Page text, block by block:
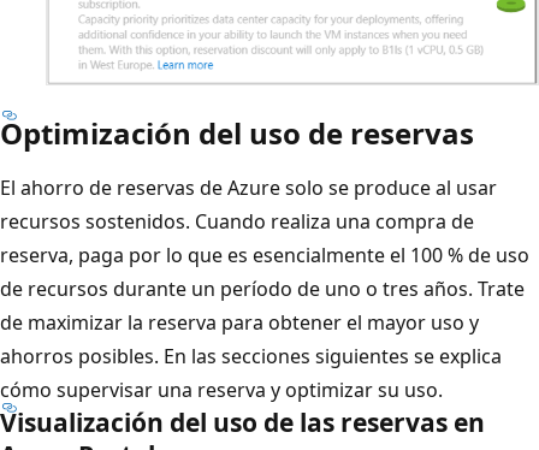
Optimización del uso de reservas
El ahorro de reservas de Azure solo se produce al usar
recursos sostenidos. Cuando realiza una compra de
reserva, paga por lo que es esencialmente el 100 % de uso
de recursos durante un período de uno o tres años. Trate
de maximizar la reserva para obtener el mayor uso y
ahorros posibles. En las secciones siguientes se explica
cómo supervisar una reserva y optimizar su uso.
Visualización del uso de las reservas en